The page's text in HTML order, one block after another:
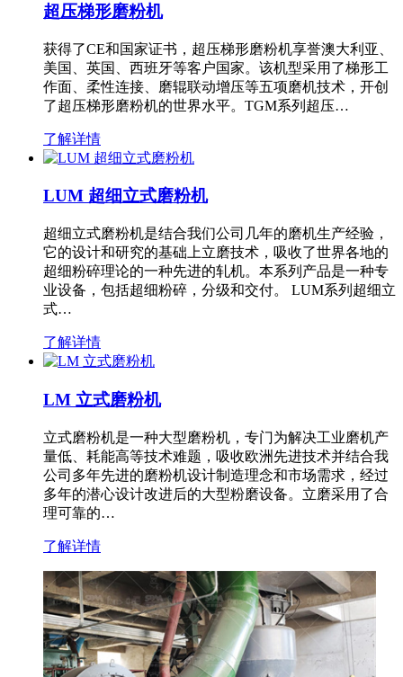
超压梯形磨粉机
获得了CE和国家证书，超压梯形磨粉机享誉澳大利亚、
美国、英国、西班牙等客户国家。该机型采用了梯形工
作面、柔性连接、磨辊联动增压等五项磨机技术，开创
了超压梯形磨粉机的世界水平。TGM系列超压…
了解详情
LUM 超细立式磨粉机
超细立式磨粉机是结合我们公司几年的磨机生产经验，
它的设计和研究的基础上立磨技术，吸收了世界各地的
超细粉碎理论的一种先进的轧机。本系列产品是一种专
业设备，包括超细粉碎，分级和交付。 LUM系列超细立
式…
了解详情
LM 立式磨粉机
立式磨粉机是一种大型磨粉机，专门为解决工业磨机产
量低、耗能高等技术难题，吸收欧洲先进技术并结合我
公司多年先进的磨粉机设计制造理念和市场需求，经过
多年的潜心设计改进后的大型粉磨设备。立磨采用了合
理可靠的…
了解详情